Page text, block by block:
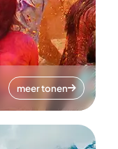
meer tonen